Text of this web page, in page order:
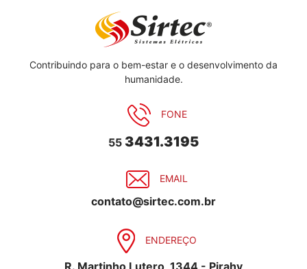
Contribuindo para o bem-estar e o desenvolvimento da
humanidade.
FONE
55 3431.3195
EMAIL
contato@sirtec.com.br
ENDEREÇO
R. Martinho Lutero, 1344 - Pirahy